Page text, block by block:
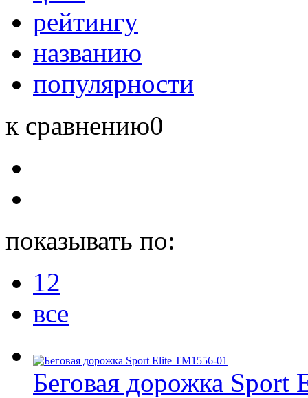
рейтингу
названию
популярности
к сравнению0
показывать по:
12
все
Беговая дорожка Sport